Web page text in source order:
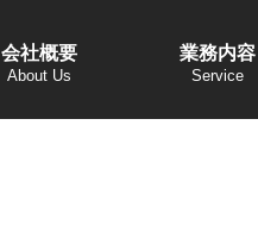
会社概要 業務内容